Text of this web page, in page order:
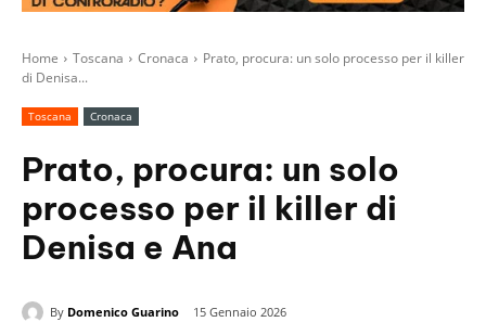
Home Toscana Cronaca
Prato, procura: un solo processo per il killer
di Denisa...
Toscana Cronaca
Prato, procura: un solo
processo per il killer di
Denisa e Ana
By Domenico Guarino 15 Gennaio 2026